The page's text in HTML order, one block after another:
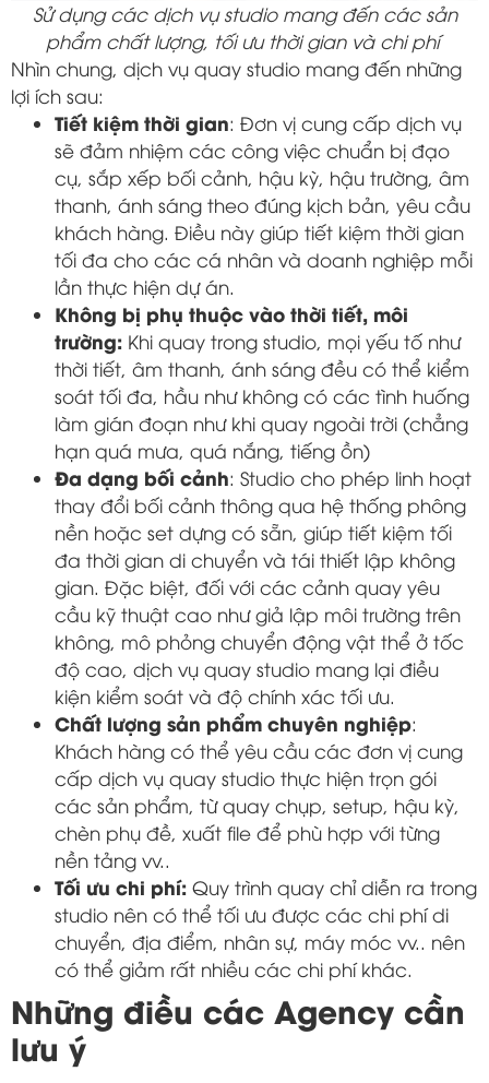
Sử dụng các dịch vụ studio mang đến các sản
phẩm chất lượng, tối ưu thời gian và chi phí
Nhìn chung, dịch vụ quay studio mang đến những
lợi ích sau:
Tiết kiệm thời gian: Đơn vị cung cấp dịch vụ
sẽ đảm nhiệm các công việc chuẩn bị đạo
cụ, sắp xếp bối cảnh, hậu kỳ, hậu trường, âm
thanh, ánh sáng theo đúng kịch bản, yêu cầu
khách hàng. Điều này giúp tiết kiệm thời gian
tối đa cho các cá nhân và doanh nghiệp mỗi
lần thực hiện dự án.
Không bị phụ thuộc vào thời tiết, môi
trường: Khi quay trong studio, mọi yếu tố như
thời tiết, âm thanh, ánh sáng đều có thể kiểm
soát tối đa, hầu như không có các tình huống
làm gián đoạn như khi quay ngoài trời (chẳng
hạn quá mưa, quá nắng, tiếng ồn)
Đa dạng bối cảnh: Studio cho phép linh hoạt
thay đổi bối cảnh thông qua hệ thống phông
nền hoặc set dựng có sẵn, giúp tiết kiệm tối
đa thời gian di chuyển và tái thiết lập không
gian. Đặc biệt, đối với các cảnh quay yêu
cầu kỹ thuật cao như giả lập môi trường trên
không, mô phỏng chuyển động vật thể ở tốc
độ cao, dịch vụ quay studio mang lại điều
kiện kiểm soát và độ chính xác tối ưu.
Chất lượng sản phẩm chuyên nghiệp:
Khách hàng có thể yêu cầu các đơn vị cung
cấp dịch vụ quay studio thực hiện trọn gói
các sản phẩm, từ quay chụp, setup, hậu kỳ,
chèn phụ đề, xuất file để phù hợp với từng
nền tảng vv..
Tối ưu chi phí: Quy trình quay chỉ diễn ra trong
studio nên có thể tối ưu được các chi phí di
chuyển, địa điểm, nhân sự, máy móc vv.. nên
có thể giảm rất nhiều các chi phí khác.
Những điều các Agency cần
lưu ý